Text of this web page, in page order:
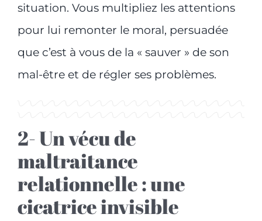
situation. Vous multipliez les attentions
pour lui remonter le moral, persuadée
que c’est à vous de la « sauver » de son
mal-être et de régler ses problèmes.
2- Un vécu de
maltraitance
relationnelle : une
cicatrice invisible